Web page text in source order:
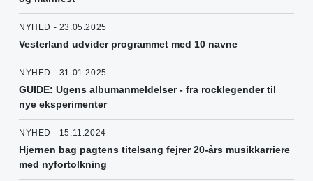
NYHED - 23.05.2025
Vesterland udvider programmet med 10 navne
NYHED - 31.01.2025
GUIDE: Ugens albumanmeldelser - fra rocklegender til
nye eksperimenter
NYHED - 15.11.2024
Hjernen bag pagtens titelsang fejrer 20-års musikkarriere
med nyfortolkning